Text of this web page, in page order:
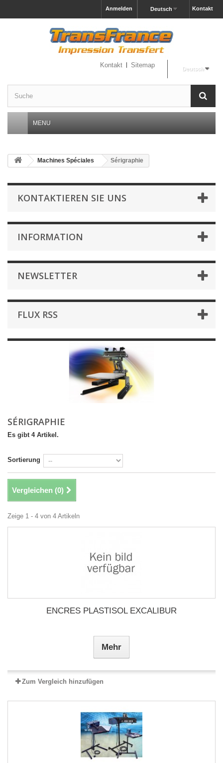
Kontakt
Deutsch
Anmelden
Deutsch
Kontakt Sitemap
MENU
Machines Spéciales Sérigraphie
KONTAKTIEREN SIE UNS
INFORMATION
NEWSLETTER
FLUX RSS
SÉRIGRAPHIE
Es gibt 4 Artikel.
Sortierung
Vergleichen (0)
Zeige 1 - 4 von 4 Artikeln
ENCRES PLASTISOL EXCALIBUR
Mehr
Zum Vergleich hinzufügen